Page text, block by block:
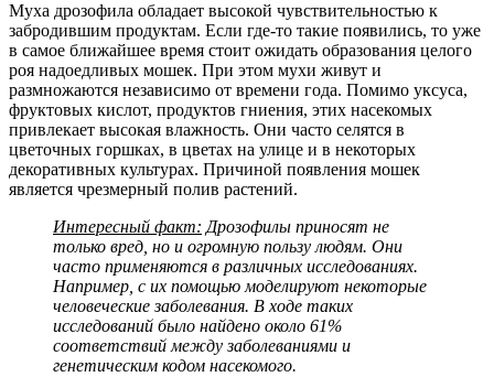
Муха дрозофила обладает высокой чувствительностью к
забродившим продуктам. Если где-то такие появились, то уже
в самое ближайшее время стоит ожидать образования целого
роя надоедливых мошек. При этом мухи живут и
размножаются независимо от времени года. Помимо уксуса,
фруктовых кислот, продуктов гниения, этих насекомых
привлекает высокая влажность. Они часто селятся в
цветочных горшках, в цветах на улице и в некоторых
декоративных культурах. Причиной появления мошек
является чрезмерный полив растений.
Интересный факт: Дрозофилы приносят не
только вред, но и огромную пользу людям. Они
часто применяются в различных исследованиях.
Например, с их помощью моделируют некоторые
человеческие заболевания. В ходе таких
исследований было найдено около 61%
соответствий между заболеваниями и
генетическим кодом насекомого.